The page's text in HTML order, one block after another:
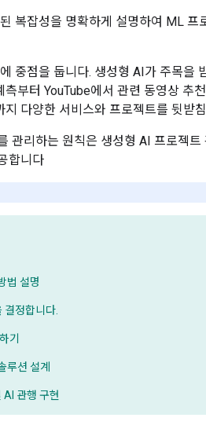
복잡성을 명확하게 설명하여 ML 프
중점을 둡니다. 생성형 AI가 주목을
부터 YouTube에서 관련 동영상 추
다양한 서비스와 프로젝트를 뒷받
관리하는 원칙은 생성형 AI 프로젝
합니다
법 설명
결정합니다.
기
루션 설계
AI 관행 구현